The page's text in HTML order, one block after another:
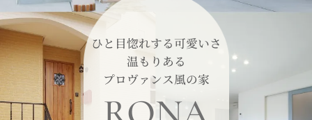
ひと目惚れする可愛いさ
温もりある
プロヴァンス風の家